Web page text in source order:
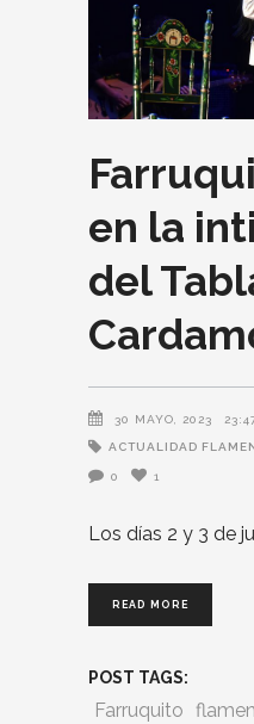
en la
del
30 MAYO, 2023
ACTUALIDAD
0 1
Los días 2 y 3 de
READ MORE
POST TAGS:
Farruquito